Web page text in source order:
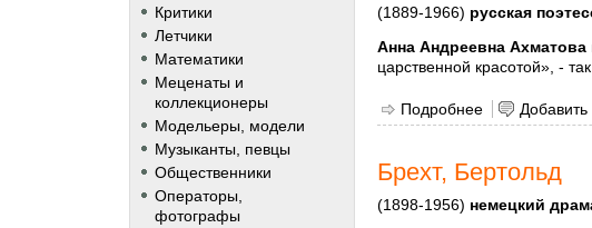
Критики
Летчики
Математики
Меценаты и
коллекционеры
Модельеры, модели
Музыканты, певцы
Общественники
Операторы,
фотографы
(1889-1966) русская
Анна Андреевна Ахматова
царственной красотой», -
Подробнее о Ахматова
Брехт, Бертольд
(1898-1956) немецкий